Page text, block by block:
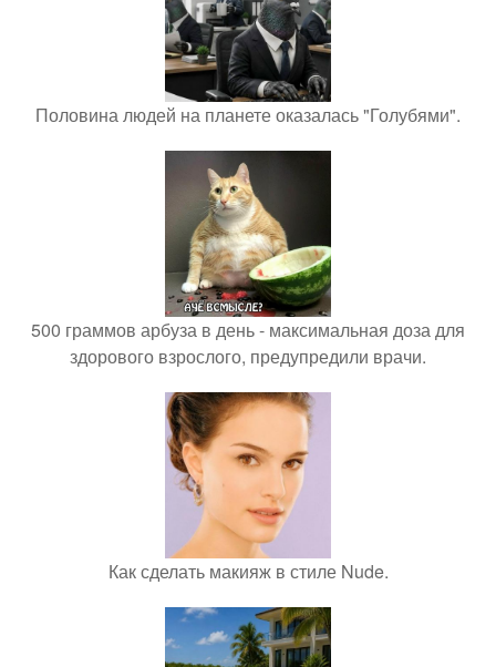
Половина людей на планете оказалась "Голубями".
500 граммов арбуза в день - максимальная доза для
здорового взрослого, предупредили врачи.
Как сделать макияж в стиле Nude.